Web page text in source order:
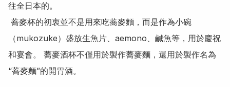
往全日本的。
（mukozuke）盛放生魚片、aemono、鹹魚等，用於慶祝
和宴會。 蕎麥酒杯不僅用於製作蕎麥麵，還用於製作名為
“蕎麥麵”的開胃酒。